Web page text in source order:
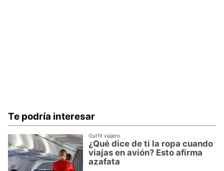
Te podría interesar
Outfit viajero
¿Qué dice de ti la ropa cuando
viajas en avión? Esto afirma
azafata